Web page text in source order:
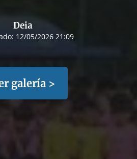
Deia
12/05/2026 21:09
galería >